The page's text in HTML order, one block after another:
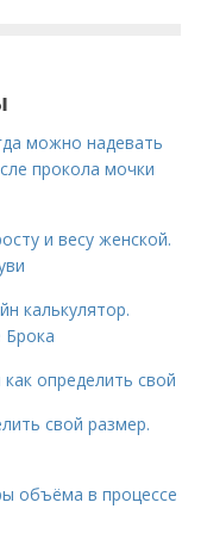
можно надевать
прокола мочки
и весу женской.
калькулятор.
Брока
определить свой
свой размер.
объёма в процессе